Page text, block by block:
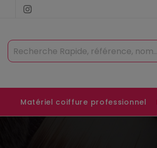
Matériel coiffure professionnel